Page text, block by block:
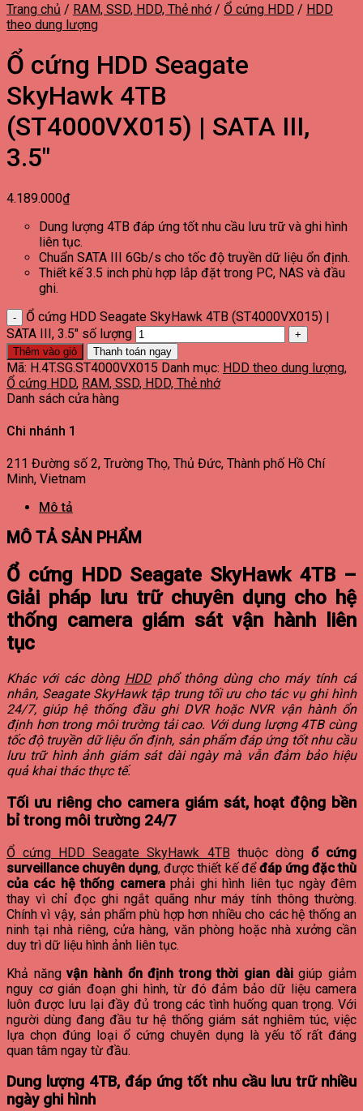
Trang chủ / RAM, SSD, HDD, Thẻ nhớ / Ổ cứng HDD / HDD
theo dung lượng
Ổ cứng HDD Seagate
SkyHawk 4TB
(ST4000VX015) | SATA III,
3.5″
4.189.000₫
Dung lượng 4TB đáp ứng tốt nhu cầu lưu trữ và ghi hình
liên tục.
Chuẩn SATA III 6Gb/s cho tốc độ truyền dữ liệu ổn định.
Thiết kế 3.5 inch phù hợp lắp đặt trong PC, NAS và đầu
ghi.
Ổ cứng HDD Seagate SkyHawk 4TB (ST4000VX015) |
SATA III, 3.5" số lượng
Thêm vào giỏ Thanh toán ngay
Mã: H.4T.SG.ST4000VX015 Danh mục: HDD theo dung lượng,
Ổ cứng HDD, RAM, SSD, HDD, Thẻ nhớ
Danh sách cửa hàng
Chi nhánh 1
211 Đường số 2, Trường Thọ, Thủ Đức, Thành phố Hồ Chí
Minh, Vietnam
Mô tả
MÔ TẢ SẢN PHẨM
Ổ cứng HDD Seagate SkyHawk 4TB –
Giải pháp lưu trữ chuyên dụng cho hệ
thống camera giám sát vận hành liên
tục
Khác với các dòng HDDphổ thông dùng cho máy tính cá
nhân, Seagate SkyHawk tập trung tối ưu cho tác vụ ghi hình
24/7, giúp hệ thống đầu ghi DVR hoặc NVR vận hành ổn
định hơn trong môi trường tải cao. Với dung lượng 4TB cùng
tốc độ truyền dữ liệu ổn định, sản phẩm đáp ứng tốt nhu cầu
lưu trữ hình ảnh giám sát dài ngày mà vẫn đảm bảo hiệu
quả khai thác thực tế.
Tối ưu riêng cho camera giám sát, hoạt động bền
bỉ trong môi trường 24/7
Ổ cứng HDD Seagate SkyHawk 4TB thuộc dòng ổ cứng
surveillance chuyên dụng, được thiết kế đểđáp ứng đặc thù
của các hệ thống cameraphải ghi hình liên tục ngày đêm
thay vì chỉ đọc ghi ngắt quãng như máy tính thông thường.
Chính vì vậy, sản phẩm phù hợp hơn nhiều cho các hệ thống an
ninh tại nhà riêng, cửa hàng, văn phòng hoặc nhà xưởng cần
duy trì dữ liệu hình ảnh liên tục.
Khả năngvận hành ổn định trong thời gian dàigiúp giảm
nguy cơ gián đoạn ghi hình, từ đó đảm bảo dữ liệu camera
luôn được lưu lại đầy đủ trong các tình huống quan trọng. Với
người dùng đang đầu tư hệ thống giám sát nghiêm túc, việc
lựa chọn đúng loại ổ cứng chuyên dụng là yếu tố rất đáng
quan tâm ngay từ đầu.
Dung lượng 4TB, đáp ứng tốt nhu cầu lưu trữ nhiều
ngày ghi hình